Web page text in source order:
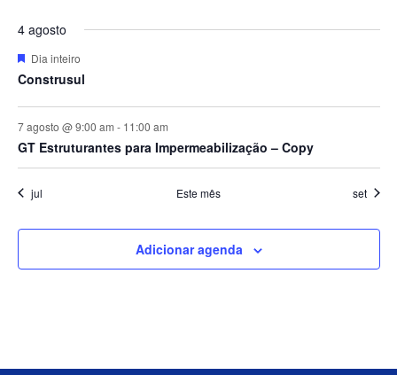
4 agosto
Destacado
Dia inteiro
Construsul
7 agosto @ 9:00 am - 11:00 am
GT Estruturantes para Impermeabilização – Copy
jul Este mês set
Adicionar agenda